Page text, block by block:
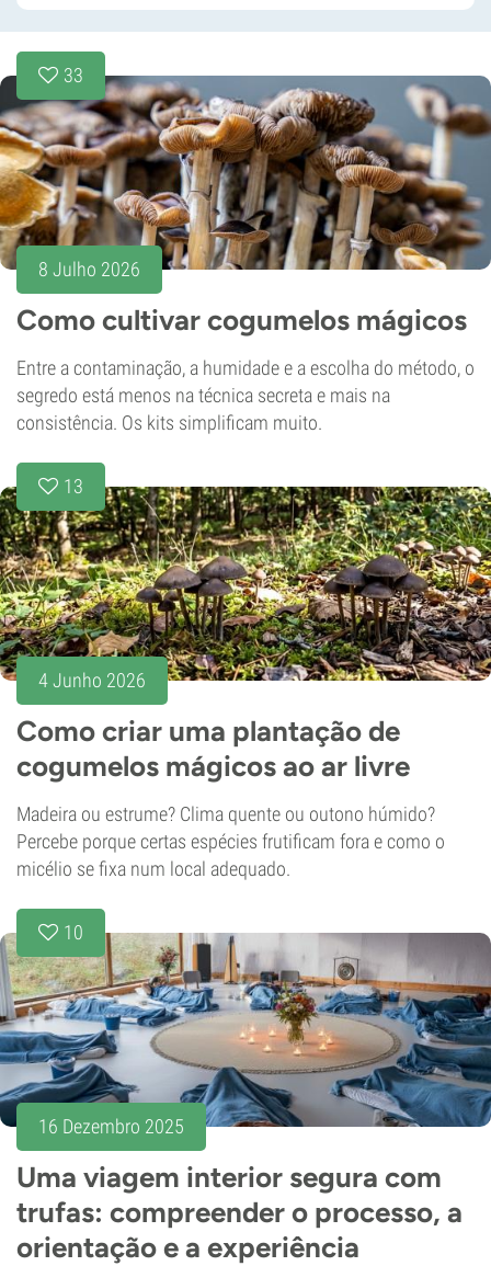
33
8 Julho 2026
Como cultivar cogumelos mágicos
Entre a contaminação, a humidade e a escolha do método, o
segredo está menos na técnica secreta e mais na
consistência. Os kits simplificam muito.
13
4 Junho 2026
Como criar uma plantação de
cogumelos mágicos ao ar livre
Madeira ou estrume? Clima quente ou outono húmido?
Percebe porque certas espécies frutificam fora e como o
micélio se fixa num local adequado.
10
16 Dezembro 2025
Uma viagem interior segura com
trufas: compreender o processo, a
orientação e a experiência